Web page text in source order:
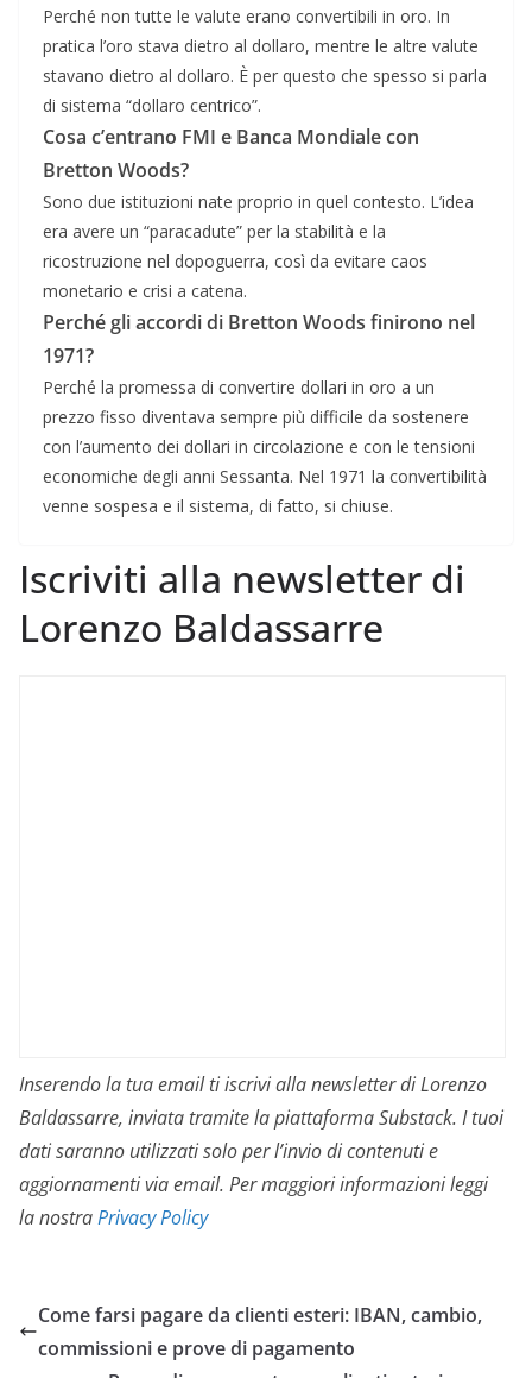
Perché non tutte le valute erano convertibili in oro. In
pratica l’oro stava dietro al dollaro, mentre le altre valute
stavano dietro al dollaro. È per questo che spesso si parla
di sistema “dollaro centrico”.
Cosa c’entrano FMI e Banca Mondiale con
Bretton Woods?
Sono due istituzioni nate proprio in quel contesto. L’idea
era avere un “paracadute” per la stabilità e la
ricostruzione nel dopoguerra, così da evitare caos
monetario e crisi a catena.
Perché gli accordi di Bretton Woods finirono nel
1971?
Perché la promessa di convertire dollari in oro a un
prezzo fisso diventava sempre più difficile da sostenere
con l’aumento dei dollari in circolazione e con le tensioni
economiche degli anni Sessanta. Nel 1971 la convertibilità
venne sospesa e il sistema, di fatto, si chiuse.
Iscriviti alla newsletter di
Lorenzo Baldassarre
Inserendo la tua email ti iscrivi alla newsletter di Lorenzo
Baldassarre, inviata tramite la piattaforma Substack. I tuoi
dati saranno utilizzati solo per l’invio di contenuti e
aggiornamenti via email. Per maggiori informazioni leggi
la nostraPrivacy Policy
Come farsi pagare da clienti esteri: IBAN, cambio,
commissioni e prove di pagamento